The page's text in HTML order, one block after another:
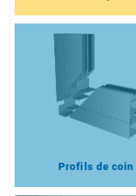
Profils de coin